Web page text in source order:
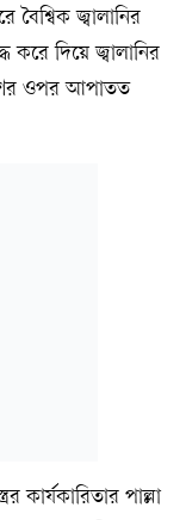
জ্বালানির
দিয়ে জ্বালানির
ওপর আপাতত
কার্যকারিতার পাল্লা